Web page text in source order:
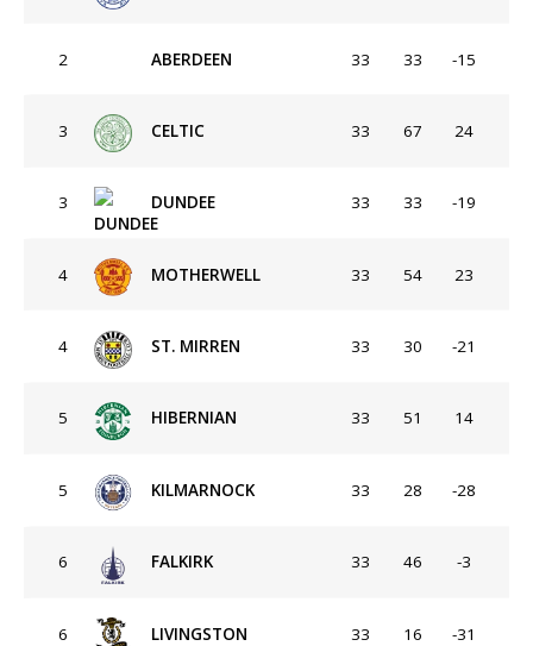
2 ABERDEEN 33 33 -15
3 CELTIC 33 67 24
3 DUNDEE 33 33 -19
4 MOTHERWELL 33 54 23
4 ST. MIRREN 33 30 -21
5 HIBERNIAN 33 51 14
5 KILMARNOCK 33 28 -28
6 FALKIRK 33 46 -3
6 LIVINGSTON 33 16 -31